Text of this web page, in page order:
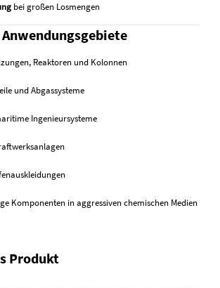
bei großen Losmengen
Reaktoren und Kolonnen
und Abgassysteme
Ingenieursysteme
Komponenten in aggressiven chemischen Medien
Produkt